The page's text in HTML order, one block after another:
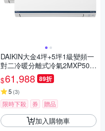
DAIKIN大金4坪+5坪1級變頻一
對二冷暖分離式冷氣2MXP50Z
VLT/FTHF25ZVLT+FTHF30Z
VLT
$61,988 89折
5 (3)
限時下殺 券 贈品
加入購物車